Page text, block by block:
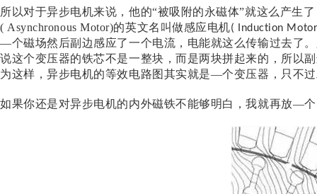
所以对于异步电机来说，他的“被吸附的永磁体”就这么产生
( Asynchronous Motor)的英文名叫做感应电机( Induction
—个磁场然后副边感应了一个电流，电能就这么传输过去了
说这个变压器的铁芯不是一整块，而是两块拼起来的，所以
为这样，异步电机的等效电路图其实就是—个变压器，只不
如果你还是对异步电机的内外磁铁不能够明白，我就再放—个